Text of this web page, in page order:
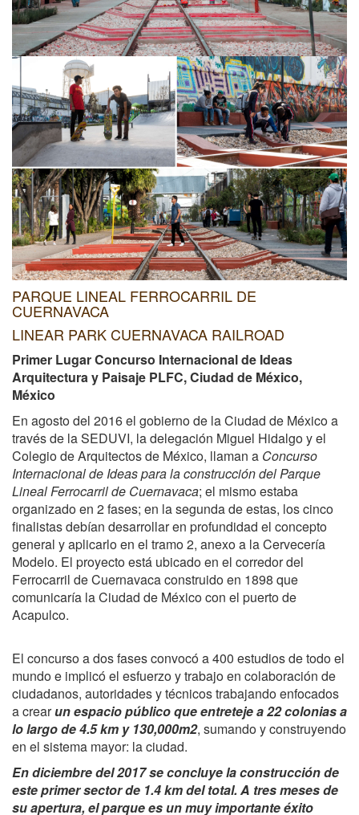
PARQUE LINEAL FERROCARRIL DE
CUERNAVACA
LINEAR PARK CUERNAVACA RAILROAD
Primer Lugar Concurso Internacional de Ideas
Arquitectura y Paisaje PLFC, Ciudad de México,
México
En agosto del 2016 el gobierno de la Ciudad de México a
través de la SEDUVI, la delegación Miguel Hidalgo y el
Colegio de Arquitectos de México, llaman a Concurso
Internacional de Ideas para la construcción del Parque
Lineal Ferrocarril de Cuernavaca; el mismo estaba
organizado en 2 fases; en la segunda de estas, los cinco
finalistas debían desarrollar en profundidad el concepto
general y aplicarlo en el tramo 2, anexo a la Cervecería
Modelo. El proyecto está ubicado en el corredor del
Ferrocarril de Cuernavaca construido en 1898 que
comunicaría la Ciudad de México con el puerto de
Acapulco.
El concurso a dos fases convocó a 400 estudios de todo el
mundo e implicó el esfuerzo y trabajo en colaboración de
ciudadanos, autoridades y técnicos trabajando enfocados
a crearun espacio público que entreteje a 22 colonias a
lo largo de 4.5 km y 130,000m2, sumando y construyendo
en el sistema mayor: la ciudad.
En diciembre del 2017 se concluye la construcción de
este primersectorde 1.4 km del total. A tres meses de
su apertura, el parque es un muy importante éxito